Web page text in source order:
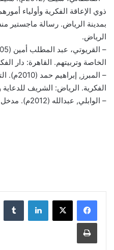
ذوي الإعاقة الفكرية وأولياء
بمدينة الرياض. رسالة ماجستير
الرياض.
الخاصة وتربيتهم. القاهرة: دار
– المبرز,
الفكرية. الرياض: الشريف للدعاية
– الوابلي, عبدالله (2012م). مدخل للإعاقة الفكرية. طور النشر.
لينكدإن
طباعة